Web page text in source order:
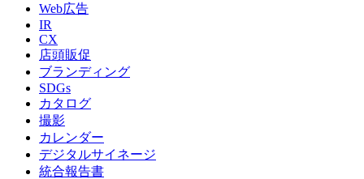
Web広告
IR
CX
店頭販促
ブランディング
SDGs
カタログ
撮影
カレンダー
デジタルサイネージ
統合報告書